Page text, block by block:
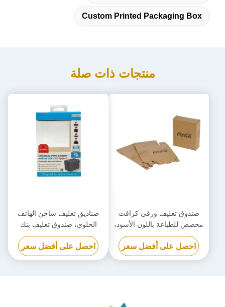
Custom Printed Packaging Box
منتجات ذات صلة
صندوق تغليف ورقي كرافت
مخصص للطباعة باللون الأسود،
صندوق من الورق المقوى
صديق للبيئة
احصل على أفضل سعر
صناديق تغليف شاحن الهاتف
الخلوي، صندوق تغليف بنك
الطاقة القابل للتحلل الحيوي
مخصص
احصل على أفضل سعر